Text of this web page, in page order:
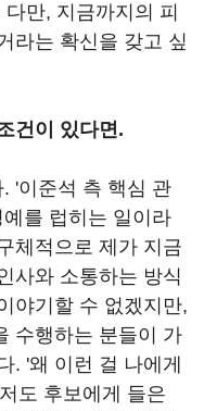
만, 지금까지의 피
라는 확신을 갖고 싶
건이 있다면.
'이준석 측 핵심 관
를 럽히는 일이라
체적으로 제가 지금
사와 소통하는 방식
야기할 수 없겠지만,
수행하는 분들이 가
. '왜 이런 걸 나에게
도 후보에게 들은